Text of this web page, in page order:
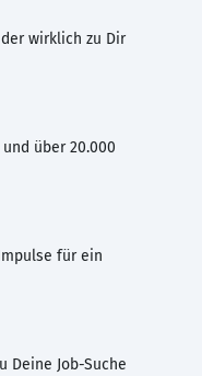
wirklich zu Dir
über 20.000
für ein
Deine Job-Suche